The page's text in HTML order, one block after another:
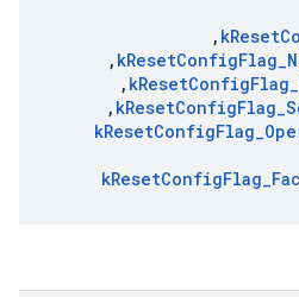
kReset
,
kResetConfigFlag_
,
kResetConfigFlag_
,
kResetConfigFlag_
,
kResetConfigFlag_
kResetConfigFlag_